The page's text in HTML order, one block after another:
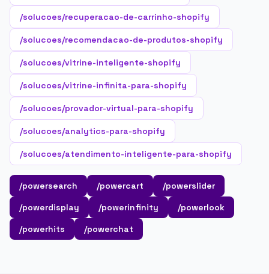
/solucoes/recuperacao-de-carrinho-shopify
/solucoes/recomendacao-de-produtos-shopify
/solucoes/vitrine-inteligente-shopify
/solucoes/vitrine-infinita-para-shopify
/solucoes/provador-virtual-para-shopify
/solucoes/analytics-para-shopify
/solucoes/atendimento-inteligente-para-shopify
/powersearch /powercart
/powerslider
/powerdisplay
/powerinfinity
/powerlook
/powerhits
/powerchat